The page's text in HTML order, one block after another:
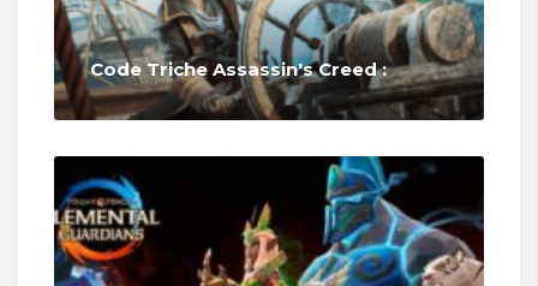
Code Triche Assassin's Creed :